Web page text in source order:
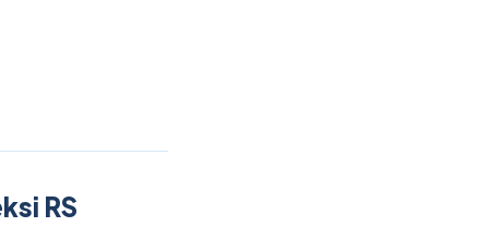
RS